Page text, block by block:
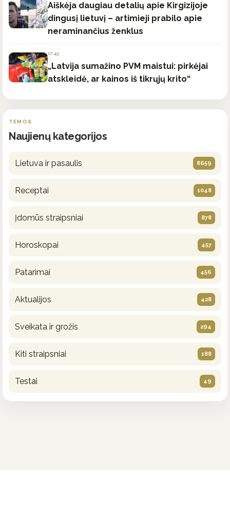
Aiškėja daugiau detalių apie Kirgizijoje
dingusį lietuvį – artimieji prabilo apie
neraminančius ženklus
17:45
„Latvija sumažino PVM maistui: pirkėjai
atskleidė, ar kainos iš tikrųjų krito“
TEMOS
Naujienų kategorijos
Lietuva ir pasaulis 8659
Receptai 1048
Įdomūs straipsniai 878
Horoskopai 457
Patarimai 456
Aktualijos 428
Sveikata ir grožis 294
Kiti straipsniai 188
Testai 49